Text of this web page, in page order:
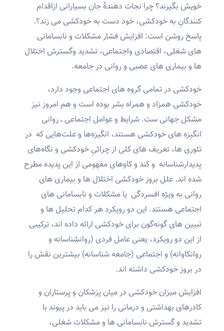
خویش بگیرند؟ چرا نجات دهندۀ جان بسیارانی ازاقدام
کنندگانِ به خودکشی، خود دست به خودکشی می زند؟.
پاسخ روشن است: افزایش فشار مشکلات و نابسامانی
های شغلی، اقتصادی واجتماعی، تشدید وگسترش اختلال
ها و بیماری های عصبی و روانی در جامعه.
خودکشی در تمامی گروه های اجتماعی وجود دارد،
خودکشی همزاد و همراه بشر بوده است و هم امروز نیز
مشکل جهانی ست. شرایط و عوامل اجتماعی ــ روانی
انگیزه های خودکشی هستند، انگیزه‌ها و علت‌هایی که در
تئوری ها، تعریف های کلی از چرائیِ خودکشی و نگاه‌های
پدیدارشناسانه و کند و کاوهای مفهومی از این پدیده مطرح
شده اند. علل بروز خودکشی اختلال ها و بیماری های
روانی به ویژه افسردگی یا مشکلات و نابسامانی های
اجتماعی هستند. این دو رویکرد هر کدام تحلیل ها و
تبیین های گونه‌گون برای خودکشی ارائه داده اند، ترکیبی
از این دو رویکرد، یعنی عامل فردی (روانشناسانه و
روانکاوانه) و اجتماعی (جامعه شناسانه) بیشترین نقش را
در بروز خودکشی داشته اند.
افزایش میزان خودکشی در میان پزشکان و پرستاران و
کادرهای بهداشتی و درمانی را نیز می باید در پیوند با
تشدید و گسترش نابسامانی ها و مشکلات شغلی،